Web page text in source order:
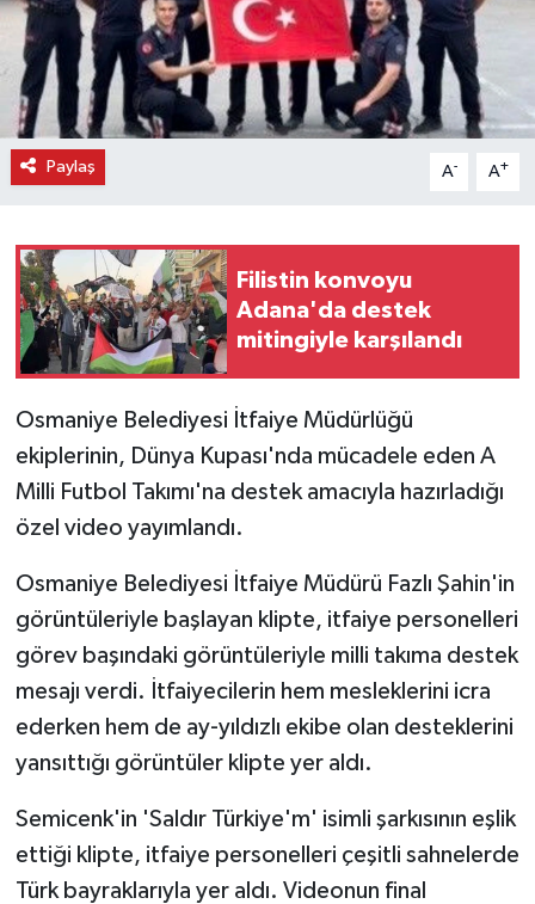
Paylaş A- A+
Filistin konvoyu
Adana'da destek
mitingiyle karşılandı
Osmaniye Belediyesi İtfaiye Müdürlüğü
ekiplerinin, Dünya Kupası'nda mücadele eden A
Milli Futbol Takımı'na destek amacıyla hazırladığı
özel video yayımlandı.
Osmaniye Belediyesi İtfaiye Müdürü Fazlı Şahin'in
görüntüleriyle başlayan klipte, itfaiye personelleri
görev başındaki görüntüleriyle milli takıma destek
mesajı verdi. İtfaiyecilerin hem mesleklerini icra
ederken hem de ay-yıldızlı ekibe olan desteklerini
yansıttığı görüntüler klipte yer aldı.
Semicenk'in 'Saldır Türkiye'm' isimli şarkısının eşlik
ettiği klipte, itfaiye personelleri çeşitli sahnelerde
Türk bayraklarıyla yer aldı. Videonun final